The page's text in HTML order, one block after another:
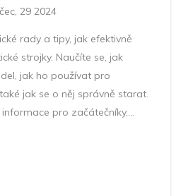
čec, 29 2024
rady a tipy, jak efektivně
strojky. Naučíte se, jak
jak ho používat pro
jak se o něj správně starat.
pro začátečníky,